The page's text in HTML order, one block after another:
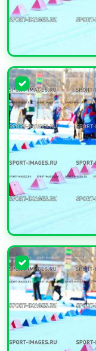
УВЕЛИЧИТЬ
УВЕЛИЧИТЬ